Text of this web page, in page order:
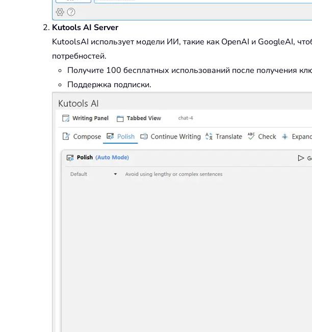
Kutools AI Server
KutoolsAI использует модели ИИ, такие как OpenAI и GoogleAI,
потребностей.
Получите 100 бесплатных использований после получения
Поддержка подписки.